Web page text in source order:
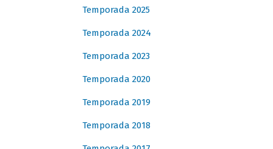
Temporada 2025
Temporada 2024
Temporada 2023
Temporada 2020
Temporada 2019
Temporada 2018